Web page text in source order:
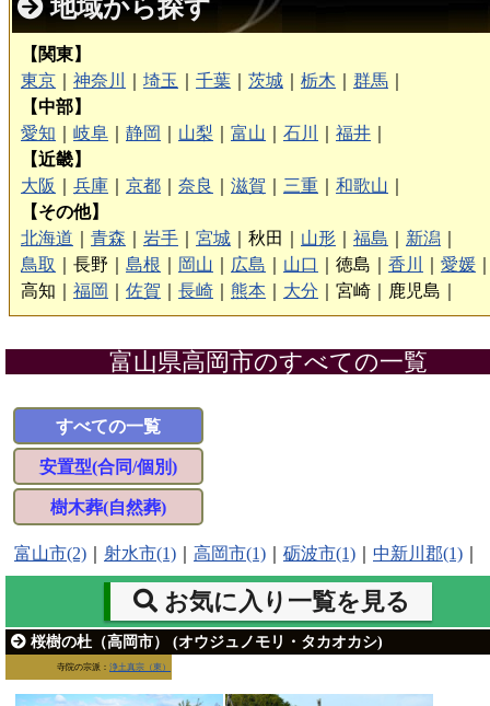
【関東】
東京
神奈川 埼玉 千葉 茨城 栃木 群馬
【中部】
愛知
岐阜 静岡 山梨 富山 石川 福井
【近畿】
大阪
兵庫 京都 奈良 滋賀 三重 和歌山
【その他】
北海道
青森 岩手 宮城 秋田｜ 山形 福島 新潟
鳥取
長野｜ 島根 岡山 広島 山口 徳島｜ 香川 愛媛
高知｜ 福岡 佐賀 長崎 熊本 大分 宮崎｜ 鹿児島｜
富山県高岡市のすべての一覧
すべての一覧
安置型(合同/個別)
樹木葬(自然葬)
富山市(2) 射水市(1) 高岡市(1) 砺波市(1) 中新川郡(1)
お気に入り一覧を見る
桜樹の杜（高岡市） (オウジュノモリ・タカオカシ)
寺院の宗派： 浄土真宗（東）